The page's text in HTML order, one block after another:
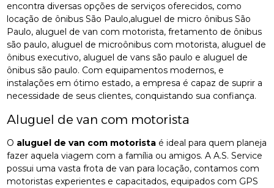
encontra diversas opções de serviços oferecidos, como
locação de ônibus São Paulo,aluguel de micro ônibus São
Paulo, aluguel de van com motorista, fretamento de ônibus
são paulo, aluguel de microônibus com motorista, aluguel de
ônibus executivo, aluguel de vans são paulo e aluguel de
ônibus são paulo. Com equipamentos modernos, e
instalações em ótimo estado, a empresa é capaz de suprir a
necessidade de seus clientes, conquistando sua confiança.
Aluguel de van com motorista
O aluguel de van com motorista é ideal para quem planeja
fazer aquela viagem com a família ou amigos. A A.S. Service
possui uma vasta frota de van para locação, contamos com
motoristas experientes e capacitados, equipados com GPS